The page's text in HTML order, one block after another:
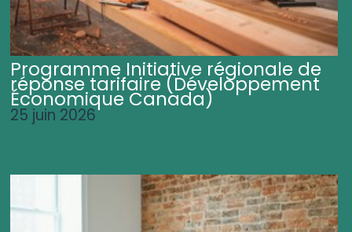
Programme Initiative régionale de
réponse tarifaire (Développement
Économique Canada)
25 juin 2026